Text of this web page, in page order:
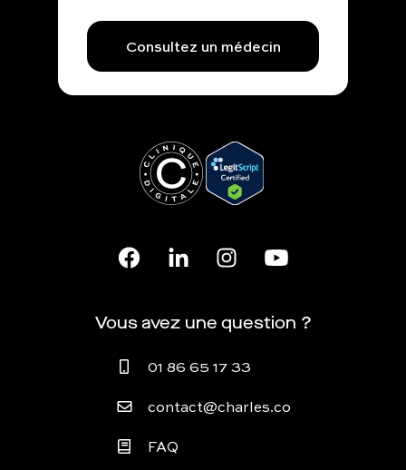
Consultez un médecin
Vous avez une question ?
01 86 65 17 33
contact@charles.co
FAQ